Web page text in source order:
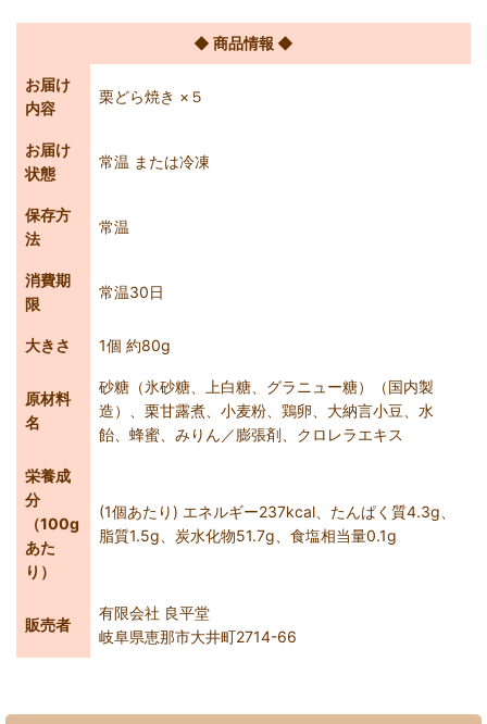
◆ 商品情報 ◆
お届け
内容
栗どら焼き ×５
お届け
状態
常温 または冷凍
保存方
法
常温
消費期
限
常温30日
大きさ 1個 約80g
原材料
名
砂糖（氷砂糖、上白糖、グラニュー糖）（国内製
造）、栗甘露煮、小麦粉、鶏卵、大納言小豆、水
飴、蜂蜜、みりん／膨張剤、クロレラエキス
栄養成
分
（100g
あた
り）
(1個あたり) エネルギー237kcal、たんぱく質4.3g、
脂質1.5g、炭水化物51.7g、食塩相当量0.1g
販売者
有限会社 良平堂
岐阜県恵那市大井町2714-66